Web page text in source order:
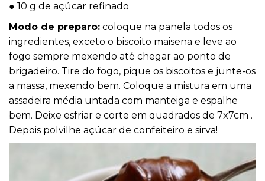
● 10 g de açúcar refinado
Modo de preparo: coloque na panela todos os
ingredientes, exceto o biscoito maisena e leve ao
fogo sempre mexendo até chegar ao ponto de
brigadeiro. Tire do fogo, pique os biscoitos e junte-os
a massa, mexendo bem. Coloque a mistura em uma
assadeira média untada com manteiga e espalhe
bem. Deixe esfriar e corte em quadrados de 7x7cm .
Depois polvilhe açúcar de confeiteiro e sirva!